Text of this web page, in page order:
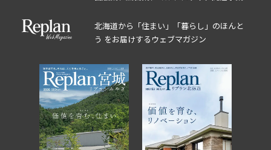
北海道から「住まい」「暮らし」のほんと
う をお届けするウェブマガジン